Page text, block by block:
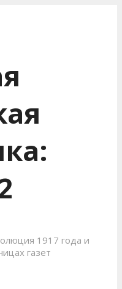
1917 года и
газет